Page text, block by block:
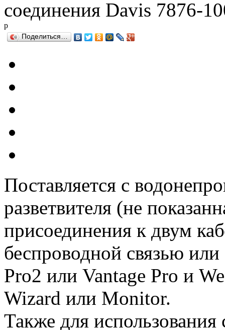
соединения Davis 7876-
р
Поделиться…
Поставляется с
разветвителя (не
присоединения к двум
беспроводной связью
Pro2 или Vantage Pro и
Wizard или Monitor.
Также для использования